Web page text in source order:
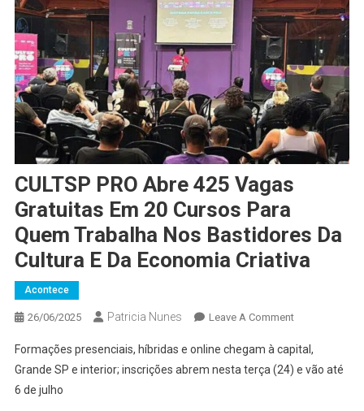
CULTSP PRO Abre 425 Vagas
Gratuitas Em 20 Cursos Para
Quem Trabalha Nos Bastidores Da
Cultura E Da Economia Criativa
Acontece
26/06/2025 Patricia Nunes Leave A CommentOn
PRO
Abre
Formações presenciais, híbridas e online chegam à capital,
Grande SP e interior; inscrições abrem nesta terça (24) e vão até
6 de julho